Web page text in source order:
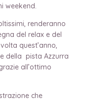
weekend.
renderanno
del relax e del
quest’anno,
della pista Azzurra
all’ottimo
che